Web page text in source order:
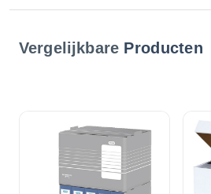
Vergelijkbare Producten